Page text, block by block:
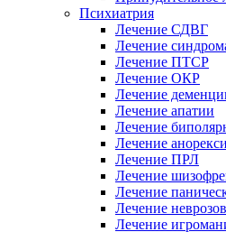
Психиатрия
Лечение СДВГ
Лечение
Лечение ПТСР
Лечение ОКР
Лечение
Лечение апатии
Лечение
Лечение
Лечение ПРЛ
Лечение
Лечение
Лечение неврозов
Лечение